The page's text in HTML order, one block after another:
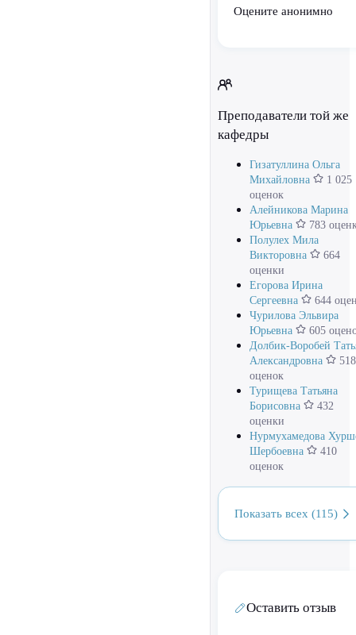
Оцените анонимно
Преподаватели той же
кафедры
Гизатуллина Ольга
Михайловна
1 025
оценок
Алейникова Марина
Юрьевна
783
Полулех Мила
Викторовна
664
оценки
Егорова Ирина
Сергеевна
644
Чурилова Эльвира
Юрьевна
605
Долбик-Воробей
Александровна
518
оценок
Турищева Татьяна
Борисовна
432
оценки
Нурмухамедова
Шербоевна
410
оценок
Показать всех (115)
Оставить отзыв